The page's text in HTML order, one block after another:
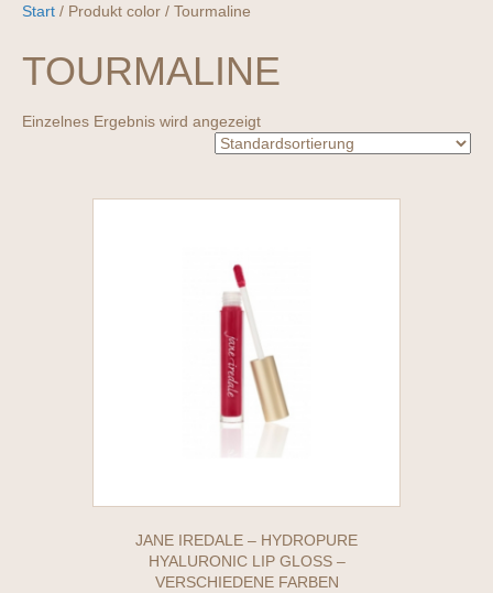
Start / Produkt color / Tourmaline
TOURMALINE
Einzelnes Ergebnis wird angezeigt
JANE IREDALE – HYDROPURE
HYALURONIC LIP GLOSS –
VERSCHIEDENE FARBEN